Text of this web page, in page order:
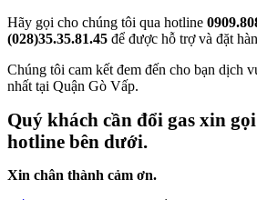
Hãy gọi cho chúng tôi qua hotline
(028)35.35.81.45 để được hỗ trợ và đặt
Chúng tôi cam kết đem đến cho bạn dịch
nhất tại Quận Gò Vấp.
Quý khách cần đổi gas xin gọi
hotline bên dưới.
Xin chân thành cảm ơn.